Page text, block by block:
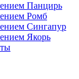
Панцирь
Ромб
Сингапур
Якорь